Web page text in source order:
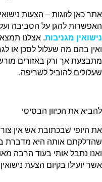
אתר כאן לזוגות – הצעות
האפשרות להגן על הסביבה
נישואין מגניבות. אצלנו
ואין בהם מה שעלול לסכן או
מתבצעת אך ורק באזורים
שעלולים להוביל לשריפה.
להביא את הכיוון הבסיסי
את היופי שבכתובת אש אין
שהדלקתם אותה היא מדברת
ואנו נתבל אותי בעוד הרבה
אשר יועילו בקיום הצעת